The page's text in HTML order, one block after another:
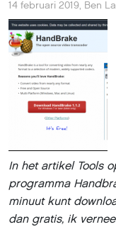
14 februari 2019, Ben
In het artikel Tools
programma
minuut kunt
dan gratis, ik